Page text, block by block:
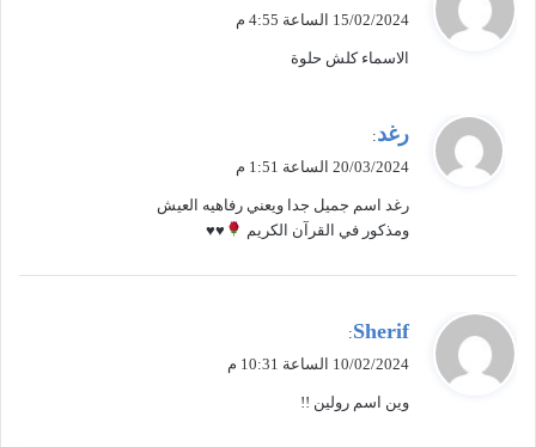
ل
15/02/2024 الساعة 4:55 م
الاسماء كلش حلوة
ل
رغد:
20/03/2024 الساعة 1:51 م
رغد اسم جميل جدا ويعني رفاهيه العيش
ومذكور في القرآن الكريم
♥
♥
ي
ل
Sherif
:
10/02/2024 الساعة 10:31 م
وين اسم رولين !!